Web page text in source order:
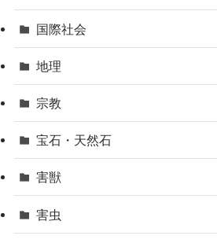
国際社会
地理
宗教
宝石・天然石
害獣
害虫